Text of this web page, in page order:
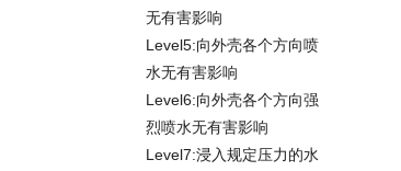
无有害影响
Level5:向外壳各个方向喷
水无有害影响
Level6:向外壳各个方向强
烈喷水无有害影响
Level7:浸入规定压力的水